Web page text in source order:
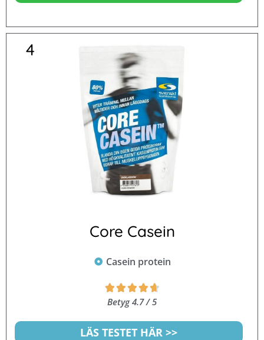
4
Core Casein
Casein protein

5
Betyg 4.7 / 5
LÄS TESTET HÄR >>